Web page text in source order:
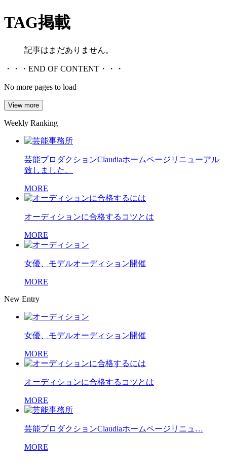
TAG掲載
記事はまだありません。
・・・END OF CONTENT・・・
No more pages to load
View more
Weekly Ranking
芸能プロダクションClaudiaホームページリニューアル
致しました。
MORE
オーディションに合格するコツとは
MORE
女優、モデルオーディション開催
MORE
New Entry
女優、モデルオーディション開催
MORE
オーディションに合格するコツとは
MORE
芸能プロダクションClaudiaホームページリニュ…
MORE